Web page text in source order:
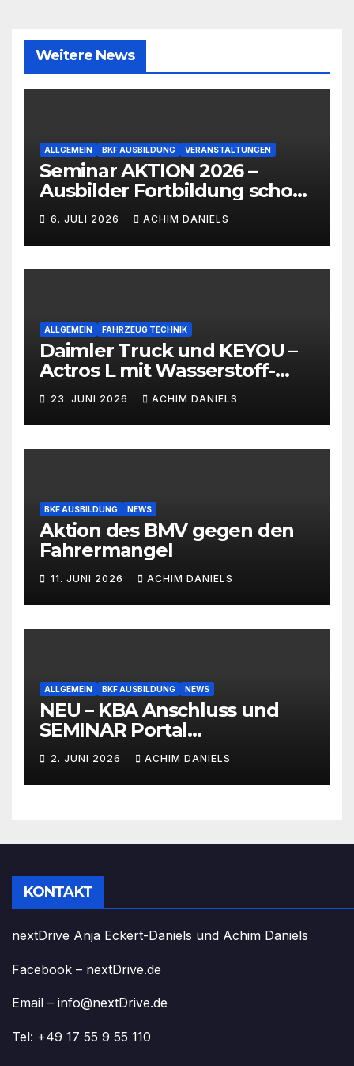
Weitere News
ALLGEMEIN BKF AUSBILDUNG VERANSTALTUNGEN
Seminar AKTION 2026 –
Ausbilder Fortbildung schon
ab 399€!!!
6. JULI 2026 ACHIM DANIELS
ALLGEMEIN FAHRZEUG TECHNIK
Daimler Truck und KEYOU –
Actros L mit Wasserstoff-
Verbrennermotor
23. JUNI 2026 ACHIM DANIELS
BKF AUSBILDUNG NEWS
Aktion des BMV gegen den
Fahrermangel
11. JUNI 2026 ACHIM DANIELS
ALLGEMEIN BKF AUSBILDUNG NEWS
NEU – KBA Anschluss und
SEMINAR Portal
AKTIONSPREISE!!! Bis zu 50%
RABATT
2. JUNI 2026 ACHIM DANIELS
KONTAKT
nextDrive Anja Eckert-Daniels und Achim Daniels
Facebook – nextDrive.de
Email – info@nextDrive.de
Tel: +49 17 55 9 55 110